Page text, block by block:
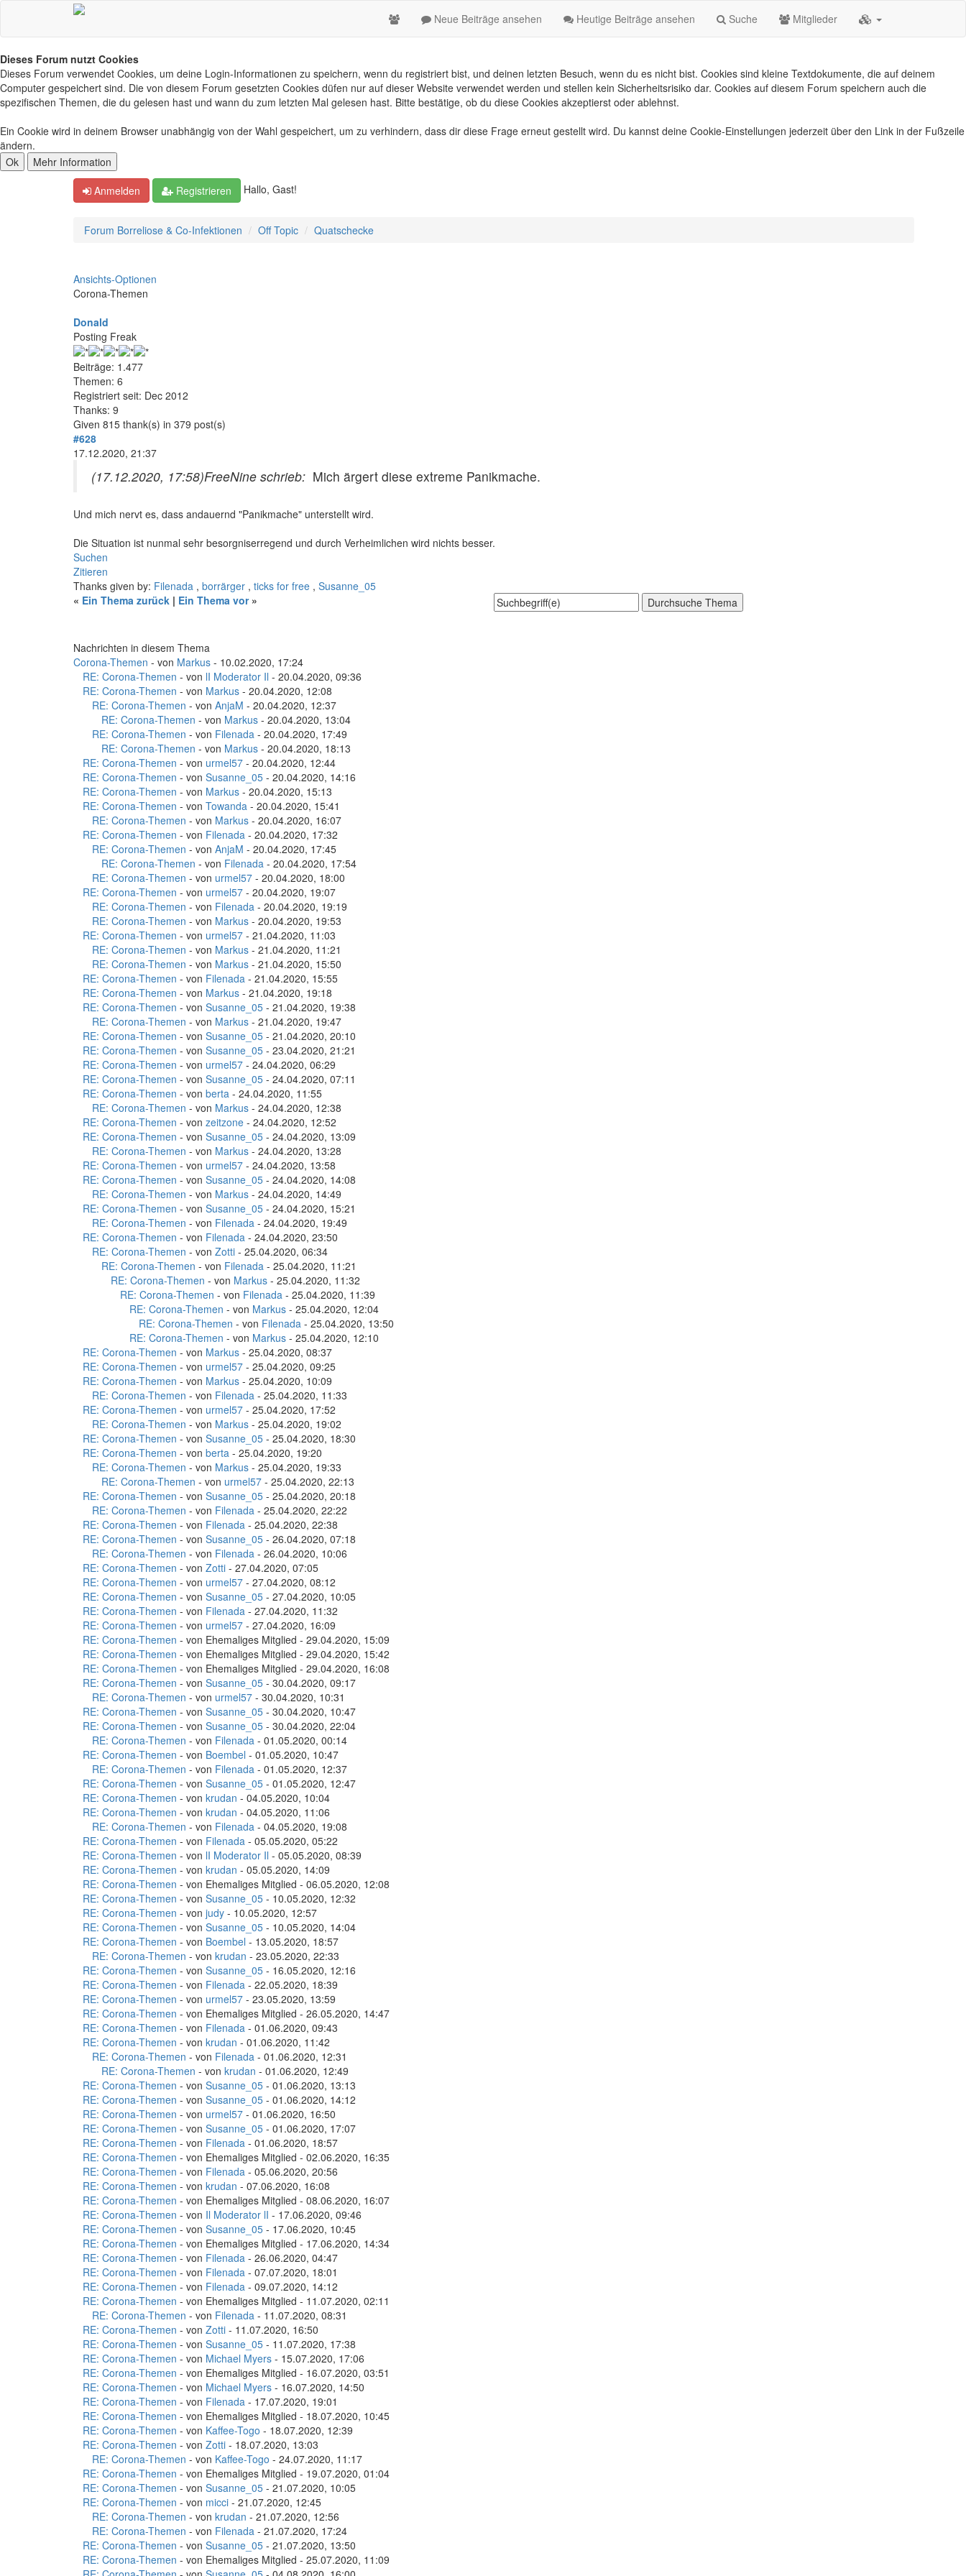
Neue Beiträge ansehen Heutige Beiträge ansehen Suche Mitglieder
Dieses Forum nutzt Cookies
Dieses Forum verwendet Cookies, um deine Login-Informationen zu speichern, wenn du registriert bist, und deinen letzten Besuch, wenn du es nicht bist. Cookies sind kleine Textdokumente, die auf deinem
Computer gespeichert sind. Die von diesem Forum gesetzten Cookies düfen nur auf dieser Website verwendet werden und stellen kein Sicherheitsrisiko dar. Cookies auf diesem Forum speichern auch die
spezifischen Themen, die du gelesen hast und wann du zum letzten Mal gelesen hast. Bitte bestätige, ob du diese Cookies akzeptierst oder ablehnst.
Ein Cookie wird in deinem Browser unabhängig von der Wahl gespeichert, um zu verhindern, dass dir diese Frage erneut gestellt wird. Du kannst deine Cookie-Einstellungen jederzeit über den Link in der Fußzeile
ändern.
Anmelden Registrieren Hallo, Gast!
Forum Borreliose & Co-Infektionen Off Topic Quatschecke
Ansichts-Optionen
Corona-Themen
Donald
Posting Freak
Beiträge: 1.477
Themen: 6
Registriert seit: Dec 2012
Thanks: 9
Given 815 thank(s) in 379 post(s)
#628
17.12.2020, 21:37
(17.12.2020, 17:58)FreeNine schrieb: Mich ärgert diese extreme Panikmache.
Und mich nervt es, dass andauernd "Panikmache" unterstellt wird.
Die Situation ist nunmal sehr besorgniserregend und durch Verheimlichen wird nichts besser.
Suchen
Zitieren
Thanks given by: Filenada , borrärger , ticks for free , Susanne_05
« Ein Thema zurück | Ein Thema vor»
Nachrichten in diesem Thema
Corona-Themen - von Markus - 10.02.2020, 17:24
RE: Corona-Themen - von lI Moderator Il - 20.04.2020, 09:36
RE: Corona-Themen - von Markus - 20.04.2020, 12:08
RE: Corona-Themen - von AnjaM - 20.04.2020, 12:37
RE: Corona-Themen - von Markus - 20.04.2020, 13:04
RE: Corona-Themen - von Filenada - 20.04.2020, 17:49
RE: Corona-Themen - von Markus - 20.04.2020, 18:13
RE: Corona-Themen - von urmel57 - 20.04.2020, 12:44
RE: Corona-Themen - von Susanne_05 - 20.04.2020, 14:16
RE: Corona-Themen - von Markus - 20.04.2020, 15:13
RE: Corona-Themen - von Towanda - 20.04.2020, 15:41
RE: Corona-Themen - von Markus - 20.04.2020, 16:07
RE: Corona-Themen - von Filenada - 20.04.2020, 17:32
RE: Corona-Themen - von AnjaM - 20.04.2020, 17:45
RE: Corona-Themen - von Filenada - 20.04.2020, 17:54
RE: Corona-Themen - von urmel57 - 20.04.2020, 18:00
RE: Corona-Themen - von urmel57 - 20.04.2020, 19:07
RE: Corona-Themen - von Filenada - 20.04.2020, 19:19
RE: Corona-Themen - von Markus - 20.04.2020, 19:53
RE: Corona-Themen - von urmel57 - 21.04.2020, 11:03
RE: Corona-Themen - von Markus - 21.04.2020, 11:21
RE: Corona-Themen - von Markus - 21.04.2020, 15:50
RE: Corona-Themen - von Filenada - 21.04.2020, 15:55
RE: Corona-Themen - von Markus - 21.04.2020, 19:18
RE: Corona-Themen - von Susanne_05 - 21.04.2020, 19:38
RE: Corona-Themen - von Markus - 21.04.2020, 19:47
RE: Corona-Themen - von Susanne_05 - 21.04.2020, 20:10
RE: Corona-Themen - von Susanne_05 - 23.04.2020, 21:21
RE: Corona-Themen - von urmel57 - 24.04.2020, 06:29
RE: Corona-Themen - von Susanne_05 - 24.04.2020, 07:11
RE: Corona-Themen - von berta - 24.04.2020, 11:55
RE: Corona-Themen - von Markus - 24.04.2020, 12:38
RE: Corona-Themen - von zeitzone - 24.04.2020, 12:52
RE: Corona-Themen - von Susanne_05 - 24.04.2020, 13:09
RE: Corona-Themen - von Markus - 24.04.2020, 13:28
RE: Corona-Themen - von urmel57 - 24.04.2020, 13:58
RE: Corona-Themen - von Susanne_05 - 24.04.2020, 14:08
RE: Corona-Themen - von Markus - 24.04.2020, 14:49
RE: Corona-Themen - von Susanne_05 - 24.04.2020, 15:21
RE: Corona-Themen - von Filenada - 24.04.2020, 19:49
RE: Corona-Themen - von Filenada - 24.04.2020, 23:50
RE: Corona-Themen - von Zotti - 25.04.2020, 06:34
RE: Corona-Themen - von Filenada - 25.04.2020, 11:21
RE: Corona-Themen - von Markus - 25.04.2020, 11:32
RE: Corona-Themen - von Filenada - 25.04.2020, 11:39
RE: Corona-Themen - von Markus - 25.04.2020, 12:04
RE: Corona-Themen - von Filenada - 25.04.2020, 13:50
RE: Corona-Themen - von Markus - 25.04.2020, 12:10
RE: Corona-Themen - von Markus - 25.04.2020, 08:37
RE: Corona-Themen - von urmel57 - 25.04.2020, 09:25
RE: Corona-Themen - von Markus - 25.04.2020, 10:09
RE: Corona-Themen - von Filenada - 25.04.2020, 11:33
RE: Corona-Themen - von urmel57 - 25.04.2020, 17:52
RE: Corona-Themen - von Markus - 25.04.2020, 19:02
RE: Corona-Themen - von Susanne_05 - 25.04.2020, 18:30
RE: Corona-Themen - von berta - 25.04.2020, 19:20
RE: Corona-Themen - von Markus - 25.04.2020, 19:33
RE: Corona-Themen - von urmel57 - 25.04.2020, 22:13
RE: Corona-Themen - von Susanne_05 - 25.04.2020, 20:18
RE: Corona-Themen - von Filenada - 25.04.2020, 22:22
RE: Corona-Themen - von Filenada - 25.04.2020, 22:38
RE: Corona-Themen - von Susanne_05 - 26.04.2020, 07:18
RE: Corona-Themen - von Filenada - 26.04.2020, 10:06
RE: Corona-Themen - von Zotti - 27.04.2020, 07:05
RE: Corona-Themen - von urmel57 - 27.04.2020, 08:12
RE: Corona-Themen - von Susanne_05 - 27.04.2020, 10:05
RE: Corona-Themen - von Filenada - 27.04.2020, 11:32
RE: Corona-Themen - von urmel57 - 27.04.2020, 16:09
RE: Corona-Themen - von Ehemaliges Mitglied - 29.04.2020, 15:09
RE: Corona-Themen - von Ehemaliges Mitglied - 29.04.2020, 15:42
RE: Corona-Themen - von Ehemaliges Mitglied - 29.04.2020, 16:08
RE: Corona-Themen - von Susanne_05 - 30.04.2020, 09:17
RE: Corona-Themen - von urmel57 - 30.04.2020, 10:31
RE: Corona-Themen - von Susanne_05 - 30.04.2020, 10:47
RE: Corona-Themen - von Susanne_05 - 30.04.2020, 22:04
RE: Corona-Themen - von Filenada - 01.05.2020, 00:14
RE: Corona-Themen - von Boembel - 01.05.2020, 10:47
RE: Corona-Themen - von Filenada - 01.05.2020, 12:37
RE: Corona-Themen - von Susanne_05 - 01.05.2020, 12:47
RE: Corona-Themen - von krudan - 04.05.2020, 10:04
RE: Corona-Themen - von krudan - 04.05.2020, 11:06
RE: Corona-Themen - von Filenada - 04.05.2020, 19:08
RE: Corona-Themen - von Filenada - 05.05.2020, 05:22
RE: Corona-Themen - von lI Moderator Il - 05.05.2020, 08:39
RE: Corona-Themen - von krudan - 05.05.2020, 14:09
RE: Corona-Themen - von Ehemaliges Mitglied - 06.05.2020, 12:08
RE: Corona-Themen - von Susanne_05 - 10.05.2020, 12:32
RE: Corona-Themen - von judy - 10.05.2020, 12:57
RE: Corona-Themen - von Susanne_05 - 10.05.2020, 14:04
RE: Corona-Themen - von Boembel - 13.05.2020, 18:57
RE: Corona-Themen - von krudan - 23.05.2020, 22:33
RE: Corona-Themen - von Susanne_05 - 16.05.2020, 12:16
RE: Corona-Themen - von Filenada - 22.05.2020, 18:39
RE: Corona-Themen - von urmel57 - 23.05.2020, 13:59
RE: Corona-Themen - von Ehemaliges Mitglied - 26.05.2020, 14:47
RE: Corona-Themen - von Filenada - 01.06.2020, 09:43
RE: Corona-Themen - von krudan - 01.06.2020, 11:42
RE: Corona-Themen - von Filenada - 01.06.2020, 12:31
RE: Corona-Themen - von krudan - 01.06.2020, 12:49
RE: Corona-Themen - von Susanne_05 - 01.06.2020, 13:13
RE: Corona-Themen - von Susanne_05 - 01.06.2020, 14:12
RE: Corona-Themen - von urmel57 - 01.06.2020, 16:50
RE: Corona-Themen - von Susanne_05 - 01.06.2020, 17:07
RE: Corona-Themen - von Filenada - 01.06.2020, 18:57
RE: Corona-Themen - von Ehemaliges Mitglied - 02.06.2020, 16:35
RE: Corona-Themen - von Filenada - 05.06.2020, 20:56
RE: Corona-Themen - von krudan - 07.06.2020, 16:08
RE: Corona-Themen - von Ehemaliges Mitglied - 08.06.2020, 16:07
RE: Corona-Themen - von Il Moderator lI - 17.06.2020, 09:46
RE: Corona-Themen - von Susanne_05 - 17.06.2020, 10:45
RE: Corona-Themen - von Ehemaliges Mitglied - 17.06.2020, 14:34
RE: Corona-Themen - von Filenada - 26.06.2020, 04:47
RE: Corona-Themen - von Filenada - 07.07.2020, 18:01
RE: Corona-Themen - von Filenada - 09.07.2020, 14:12
RE: Corona-Themen - von Ehemaliges Mitglied - 11.07.2020, 02:11
RE: Corona-Themen - von Filenada - 11.07.2020, 08:31
RE: Corona-Themen - von Zotti - 11.07.2020, 16:50
RE: Corona-Themen - von Susanne_05 - 11.07.2020, 17:38
RE: Corona-Themen - von Michael Myers - 15.07.2020, 17:06
RE: Corona-Themen - von Ehemaliges Mitglied - 16.07.2020, 03:51
RE: Corona-Themen - von Michael Myers - 16.07.2020, 14:50
RE: Corona-Themen - von Filenada - 17.07.2020, 19:01
RE: Corona-Themen - von Ehemaliges Mitglied - 18.07.2020, 10:45
RE: Corona-Themen - von Kaffee-Togo - 18.07.2020, 12:39
RE: Corona-Themen - von Zotti - 18.07.2020, 13:03
RE: Corona-Themen - von Kaffee-Togo - 24.07.2020, 11:17
RE: Corona-Themen - von Ehemaliges Mitglied - 19.07.2020, 01:04
RE: Corona-Themen - von Susanne_05 - 21.07.2020, 10:05
RE: Corona-Themen - von micci - 21.07.2020, 12:45
RE: Corona-Themen - von krudan - 21.07.2020, 12:56
RE: Corona-Themen - von Filenada - 21.07.2020, 17:24
RE: Corona-Themen - von Susanne_05 - 21.07.2020, 13:50
RE: Corona-Themen - von Ehemaliges Mitglied - 25.07.2020, 11:09